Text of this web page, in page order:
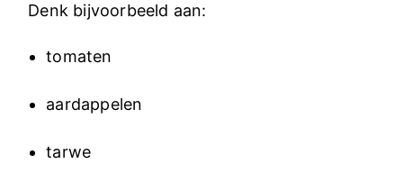
Denk bijvoorbeeld aan:
tomaten
aardappelen
tarwe